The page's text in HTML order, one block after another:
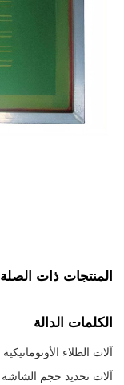
المنتجات ذات الصلة
الكلمات الدالة
آلات الطلاء الأوتوماتيكية
آلات تحديد حجم الشاشة